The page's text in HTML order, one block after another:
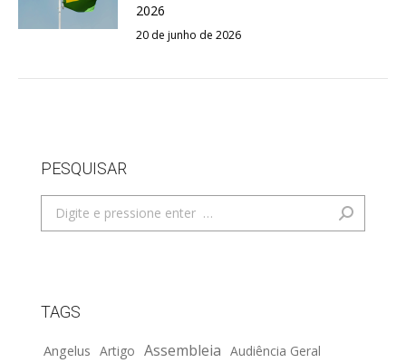
2026
20 de junho de 2026
PESQUISAR
Search:
TAGS
Angelus Artigo Assembleia Audiência Geral